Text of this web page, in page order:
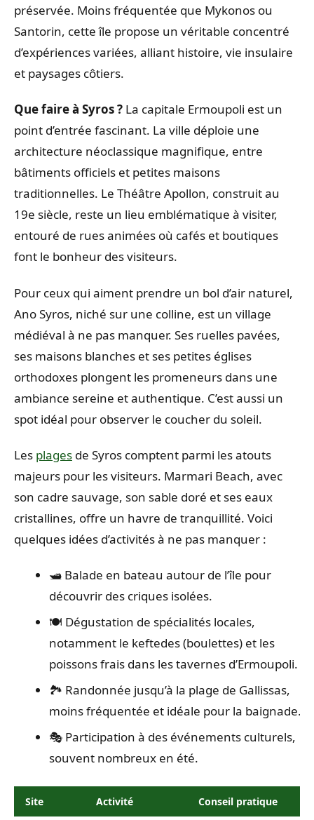
préservée. Moins fréquentée que Mykonos ou
Santorin, cette île propose un véritable concentré
d’expériences variées, alliant histoire, vie insulaire
et paysages côtiers.
Que faire à Syros ? La capitale Ermoupoli est un
point d’entrée fascinant. La ville déploie une
architecture néoclassique magnifique, entre
bâtiments officiels et petites maisons
traditionnelles. Le Théâtre Apollon, construit au
19e siècle, reste un lieu emblématique à visiter,
entouré de rues animées où cafés et boutiques
font le bonheur des visiteurs.
Pour ceux qui aiment prendre un bol d’air naturel,
Ano Syros, niché sur une colline, est un village
médiéval à ne pas manquer. Ses ruelles pavées,
ses maisons blanches et ses petites églises
orthodoxes plongent les promeneurs dans une
ambiance sereine et authentique. C’est aussi un
spot idéal pour observer le coucher du soleil.
Les plages de Syros comptent parmi les atouts
majeurs pour les visiteurs. Marmari Beach, avec
son cadre sauvage, son sable doré et ses eaux
cristallines, offre un havre de tranquillité. Voici
quelques idées d’activités à ne pas manquer :
🛥️ Balade en bateau autour de l’île pour
découvrir des criques isolées.
🍽️ Dégustation de spécialités locales,
notamment le keftedes (boulettes) et les
poissons frais dans les tavernes d’Ermoupoli.
🏞️ Randonnée jusqu’à la plage de Gallissas,
moins fréquentée et idéale pour la baignade.
🎭 Participation à des événements culturels,
souvent nombreux en été.
Site Activité Conseil pratique